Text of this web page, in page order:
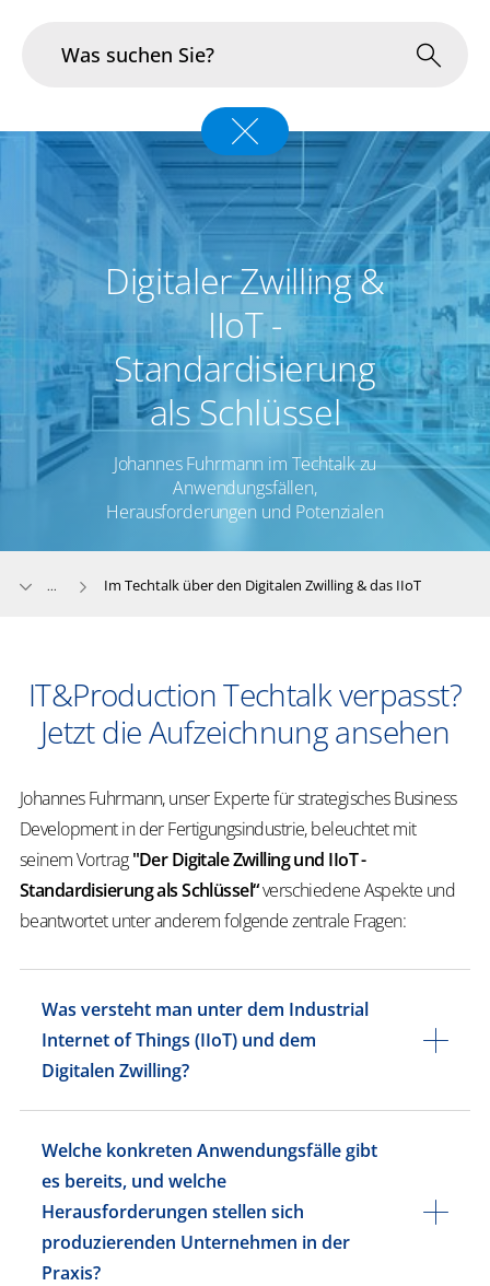
Branchen
Im Fokus
Portfolio
Infrastruktur & Betrieb
Über uns
Karriere
Blog
Digitaler Zwilling &
IIoT -
Standardisierung
als Schlüssel
Johannes Fuhrmann im Techtalk zu
Anwendungsfällen,
Herausforderungen und Potenzialen
... Im Techtalk über den Digitalen Zwilling & das IIoT
IT&Production Techtalk verpasst?
Jetzt die Aufzeichnung ansehen
Johannes Fuhrmann, unser Experte für strategisches Business
Development in der Fertigungsindustrie, beleuchtet mit
seinem Vortrag"Der Digitale Zwilling und IIoT -
Standardisierung als Schlüssel“verschiedene Aspekte und
beantwortet unter anderem folgende zentrale Fragen:
Was versteht man unter dem Industrial
Internet of Things (IIoT) und dem
Digitalen Zwilling?
Welche konkreten Anwendungsfälle gibt
es bereits, und welche
Herausforderungen stellen sich
produzierenden Unternehmen in der
Praxis?